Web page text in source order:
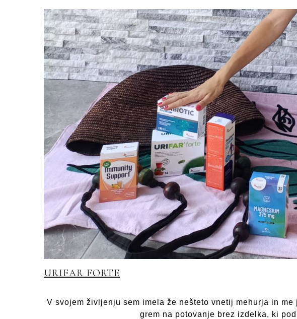
URIFAR FORTE
V svojem življenju sem imela že nešteto vnetij mehurja in
grem na potovanje brez izdelka, ki